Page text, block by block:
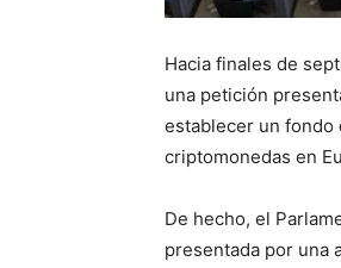
Hacia finales de
una petición
establecer un fondo
criptomonedas en
De hecho, el
presentada por una